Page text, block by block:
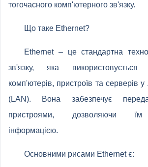
тогочасного комп'ютерного зв'язку.
Що таке Ethernet?
Ethernet – це стандартна
зв'язку, яка
комп'ютерів, пристроїв та серверів у
(LAN). Вона забезпечує
пристроями, дозволяючи їм
інформацією.
Основними рисами Ethernet є: